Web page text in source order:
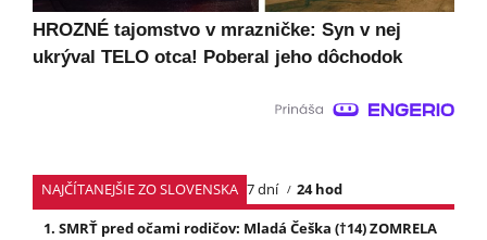
HROZNÉ tajomstvo v mrazničke: Syn v nej
ukrýval TELO otca! Poberal jeho dôchodok
NAJČÍTANEJŠIE ZO SLOVENSKA 7 dní
24 hod
SMRŤ pred očami rodičov: Mladá Češka (†14) ZOMRELA